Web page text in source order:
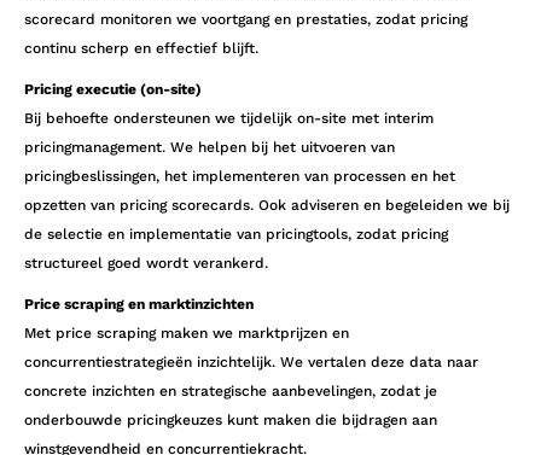
scorecard monitoren we voortgang en prestaties, zodat pricing
continu scherp en effectief blijft.
Pricing executie (on-site)
Bij behoefte ondersteunen we tijdelijk on-site met interim
pricingmanagement. We helpen bij het uitvoeren van
pricingbeslissingen, het implementeren van processen en het
opzetten van pricing scorecards. Ook adviseren en begeleiden we bij
de selectie en implementatie van pricingtools, zodat pricing
structureel goed wordt verankerd.
Price scraping en marktinzichten
Met price scraping maken we marktprijzen en
concurrentiestrategieën inzichtelijk. We vertalen deze data naar
concrete inzichten en strategische aanbevelingen, zodat je
onderbouwde pricingkeuzes kunt maken die bijdragen aan
winstgevendheid en concurrentiekracht.